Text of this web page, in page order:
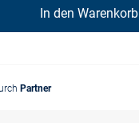
In den Warenkorb
Partner